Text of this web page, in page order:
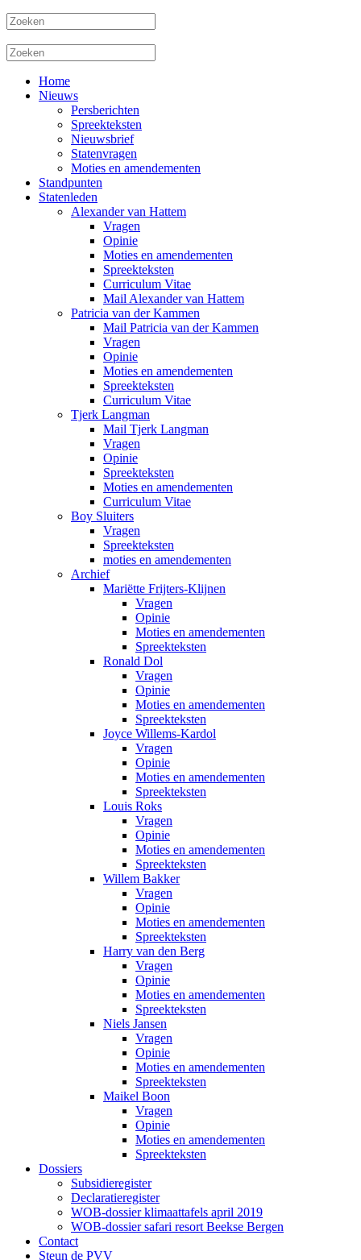
Home
Nieuws
Persberichten
Spreekteksten
Nieuwsbrief
Statenvragen
Moties en amendementen
Standpunten
Statenleden
Alexander van Hattem
Vragen
Opinie
Moties en amendementen
Spreekteksten
Curriculum Vitae
Mail Alexander van Hattem
Patricia van der Kammen
Mail Patricia van der Kammen
Vragen
Opinie
Moties en amendementen
Spreekteksten
Curriculum Vitae
Tjerk Langman
Mail Tjerk Langman
Vragen
Opinie
Spreekteksten
Moties en amendementen
Curriculum Vitae
Boy Sluiters
Vragen
Spreekteksten
moties en amendementen
Archief
Mariëtte Frijters-Klijnen
Vragen
Opinie
Moties en amendementen
Spreekteksten
Ronald Dol
Vragen
Opinie
Moties en amendementen
Spreekteksten
Joyce Willems-Kardol
Vragen
Opinie
Moties en amendementen
Spreekteksten
Louis Roks
Vragen
Opinie
Moties en amendementen
Spreekteksten
Willem Bakker
Vragen
Opinie
Moties en amendementen
Spreekteksten
Harry van den Berg
Vragen
Opinie
Moties en amendementen
Spreekteksten
Niels Jansen
Vragen
Opinie
Moties en amendementen
Spreekteksten
Maikel Boon
Vragen
Opinie
Moties en amendementen
Spreekteksten
Dossiers
Subsidieregister
Declaratieregister
WOB-dossier klimaattafels april 2019
WOB-dossier safari resort Beekse Bergen
Contact
Steun de PVV